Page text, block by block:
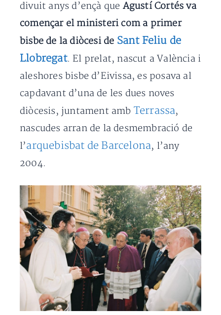
divuit anys d’ençà que Agustí Cortés va
començar el ministeri com a primer
bisbe de la diòcesi de Sant Feliu de
Llobregat. El prelat, nascut a València i
aleshores bisbe d’Eivissa, es posava al
capdavant d’una de les dues noves
diòcesis, juntament amb Terrassa,
nascudes arran de la desmembració de
l’arquebisbat de Barcelona, l’any
2004.